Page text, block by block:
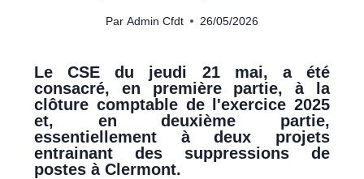
Par Admin Cfdt 26/05/2026
Le CSE du jeudi 21 mai, a été
consacré, en première partie, à la
clôture comptable de l'exercice 2025
et, en deuxième partie,
essentiellement à deux projets
entrainant des suppressions de
postes à Clermont.